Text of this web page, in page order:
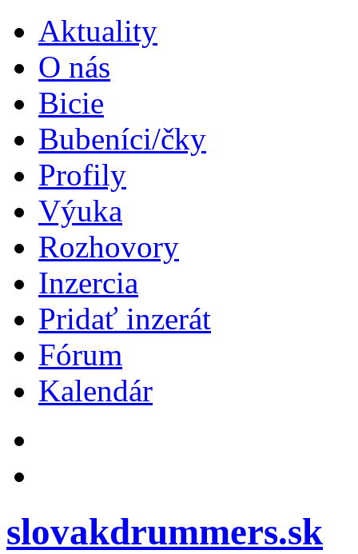
Aktuality
O nás
Bicie
Bubeníci/čky
Profily
Výuka
Rozhovory
Inzercia
Pridať inzerát
Fórum
Kalendár
slovakdrummers.sk